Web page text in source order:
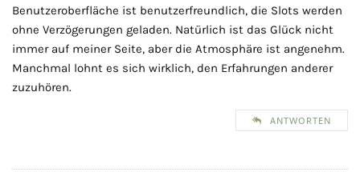
Benutzeroberfläche ist benutzerfreundlich, die Slots werden
ohne Verzögerungen geladen. Natürlich ist das Glück nicht
immer auf meiner Seite, aber die Atmosphäre ist angenehm.
Manchmal lohnt es sich wirklich, den Erfahrungen anderer
zuzuhören.
ANTWORTEN